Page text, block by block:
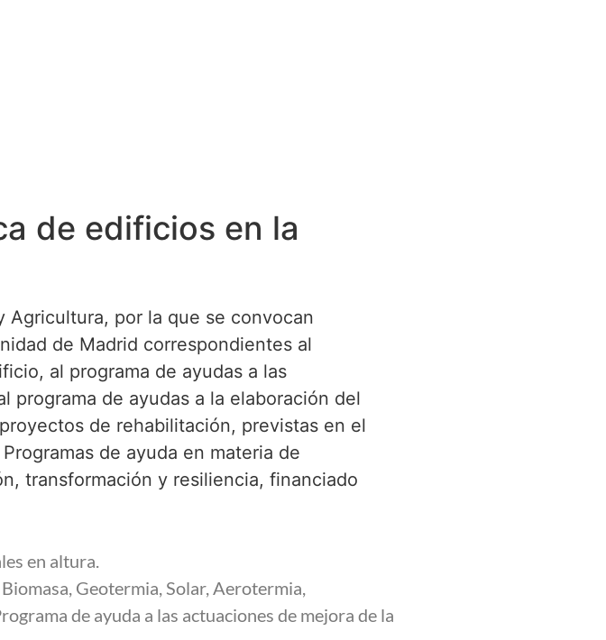
de edificios en la
por la que se convocan
de Madrid correspondientes al
al programa de ayudas a las
programa de ayudas a la elaboración del
de rehabilitación, previstas en el
de ayuda en materia de
transformación y resiliencia, financiado
en altura.
Geotermia, Solar, Aerotermia,
de ayuda a las actuaciones de mejora de la